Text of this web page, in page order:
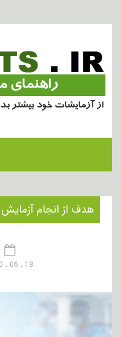
هدف از انجام آزمایش Test Potassium چیست؟
18 ، 06 ، 1400